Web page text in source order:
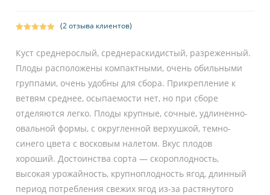
5.00
опроса
пользовател
(2отзыва клиентов)
Куст среднерослый, среднераскидистый, разреженный.
Плоды расположены компактными, очень обильными
группами, очень удобны для сбора. Прикрепление к
ветвям среднее, осыпаемости нет, но при сборе
отделяются легко. Плоды крупные, сочные, удлиненно-
овальной формы, с округленной верхушкой, темно-
синего цвета с восковым налетом. Вкус плодов
хороший. Достоинства сорта — скороплодность,
высокая урожайность, крупноплодность ягод, длинный
период потребления свежих ягод из-за растянутого